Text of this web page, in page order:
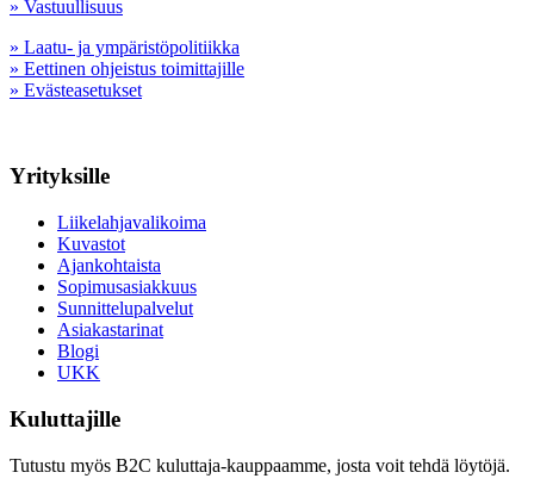
» Vastuullisuus
» Laatu- ja ympäristöpolitiikka
» Eettinen ohjeistus toimittajille
» Evästeasetukset
Yrityksille
Liikelahjavalikoima
Kuvastot
Ajankohtaista
Sopimusasiakkuus
Sunnittelupalvelut
Asiakastarinat
Blogi
UKK
Kuluttajille
Tutustu myös B2C kuluttaja-kauppaamme, josta voit tehdä löytöjä.